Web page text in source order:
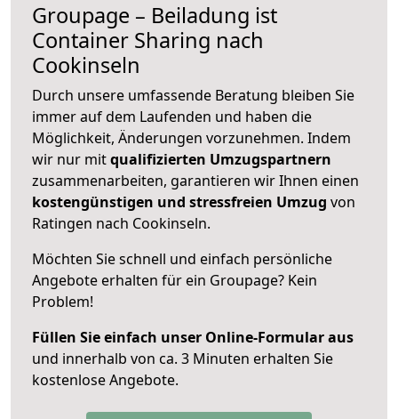
Groupage – Beiladung ist
Container Sharing nach
Cookinseln
Durch unsere umfassende Beratung bleiben Sie
immer auf dem Laufenden und haben die
Möglichkeit, Änderungen vorzunehmen. Indem
wir nur mitqualifizierten Umzugspartnern
zusammenarbeiten, garantieren wir Ihnen einen
kostengünstigen und stressfreien Umzug von
Ratingen nach Cookinseln.
Möchten Sie schnell und einfach persönliche
Angebote erhalten für ein Groupage? Kein
Problem!
Füllen Sie einfach unser Online-Formular aus
und innerhalb von ca. 3 Minuten erhalten Sie
kostenlose Angebote.